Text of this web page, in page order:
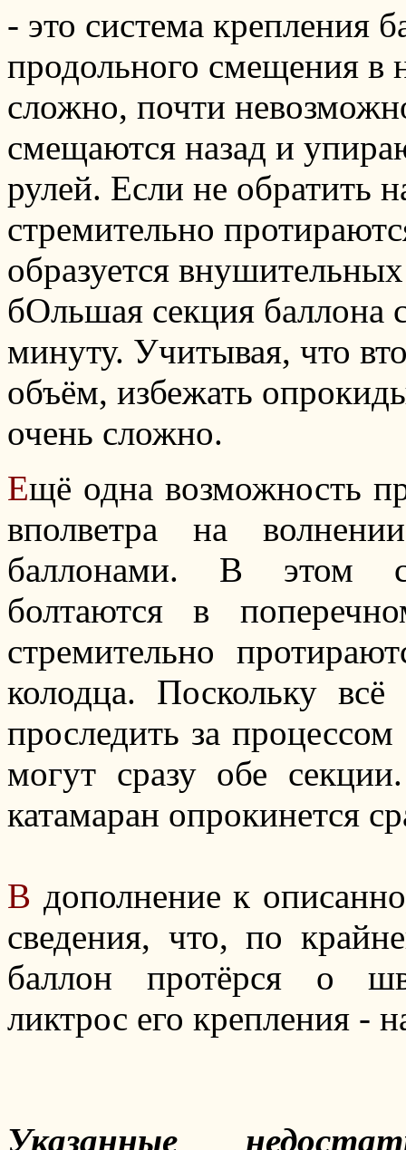
- это система крепления
продольного смещения
сложно, почти
смещаются назад и
рулей. Если не обратить
стремительно
образуется
бОльшая секция баллона
минуту. Учитывая, что
объём, избежать
очень сложно.
Ещё одна возможность
вполветра на
баллонами. В этом
болтаются в
стремительно
колодца. Поскольку
проследить за
могут сразу обе
катамаран опрокинется
В дополнение к
сведения, что, по
баллон протёрся о
ликтрос его крепления -
Указанные